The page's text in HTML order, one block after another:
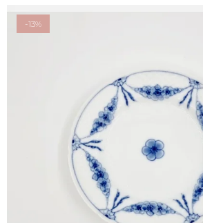
-13%